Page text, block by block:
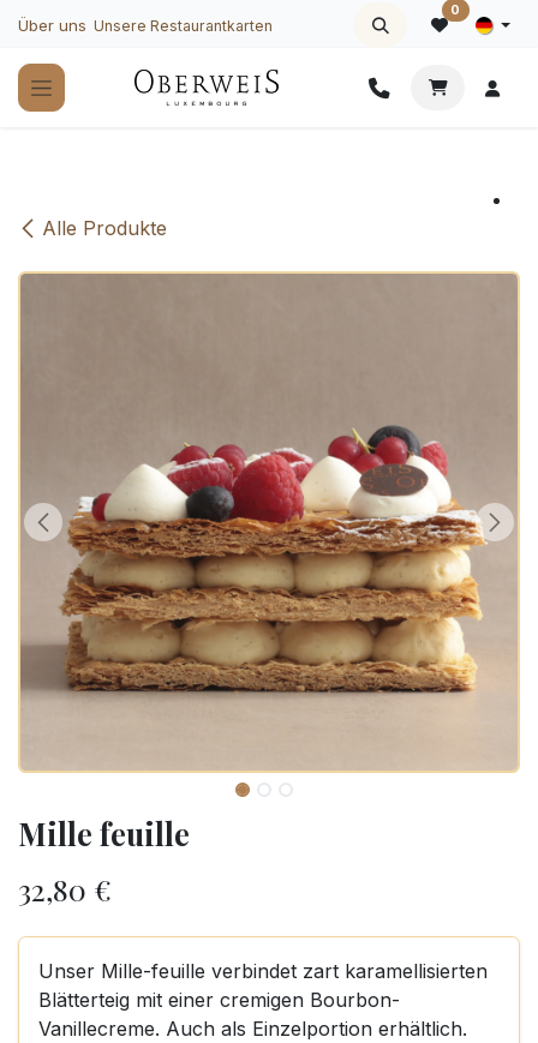
Zum Inhalt springen
Über uns Unsere Restaurantkarten
0
Alle Produkte
Mille feuille
32,80 €
Unser Mille-feuille verbindet zart karamellisierten
Blätterteig mit einer cremigen Bourbon-
Vanillecreme. Auch als Einzelportion erhältlich.